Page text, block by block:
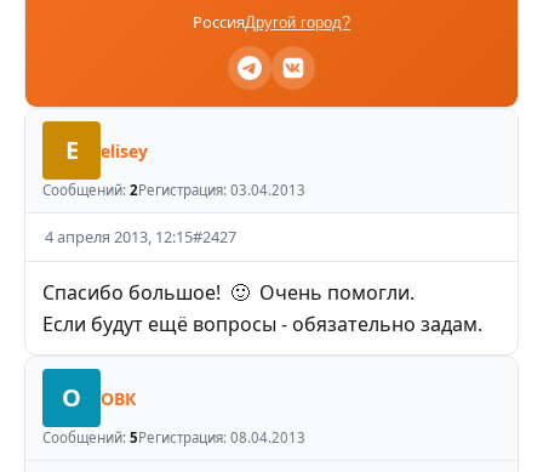
РоссияДругой город?
E elisey
Сообщений: 2Регистрация: 03.04.2013
4 апреля 2013, 12:15#2427
Спасибо большое! 🙂 Очень помогли.
Если будут ещё вопросы - обязательно задам.
О ОВК
Сообщений: 5Регистрация: 08.04.2013